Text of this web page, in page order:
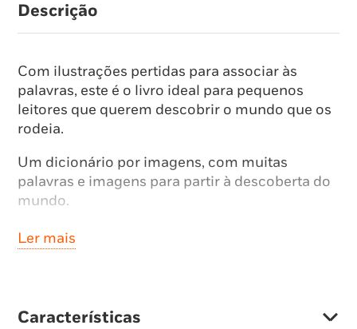
Descrição
Com ilustrações pertidas para associar às
palavras, este é o livro ideal para pequenos
leitores que querem descobrir o mundo que os
rodeia.
Um dicionário por imagens, com muitas
palavras e imagens para partir à descoberta do
mundo.
Ler mais
Características